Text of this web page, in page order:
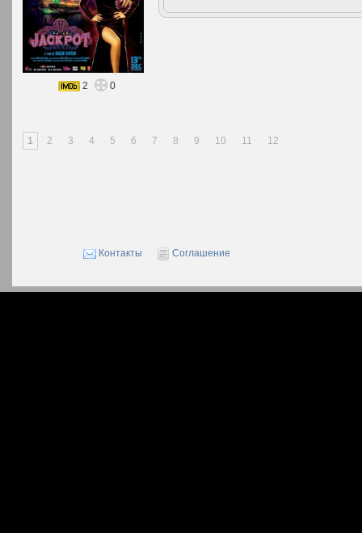
2 0
1 2 3 4 5 6 7 8 9 10 11 12
Контакты Соглашение